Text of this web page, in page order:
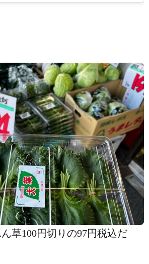
草100円切りの97円税込だ